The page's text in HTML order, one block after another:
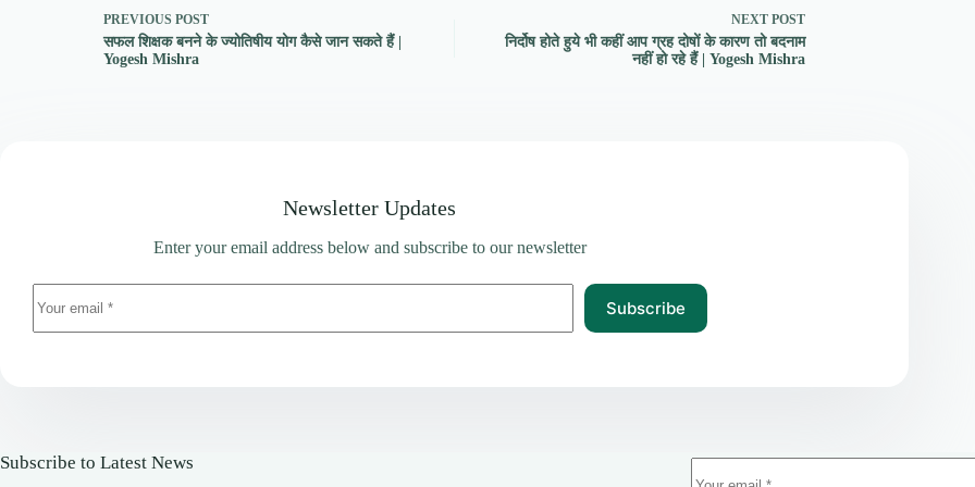
PREVIOUS POST
सफल शिक्षक बनने के ज्योतिषीय योग कैसे जान सकते हैं |
Yogesh Mishra
NEXT POST
निर्दोष होते हुये भी कहीं आप ग्रह दोषों के कारण तो बदनाम
नहीं हो रहे हैं | Yogesh Mishra
Newsletter Updates
Enter your email address below and subscribe to our newsletter
Subscribe
Subscribe to Latest News